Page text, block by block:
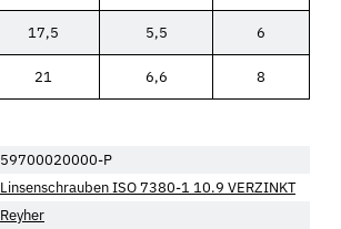
17,5 5,5 6
21 6,6 8
59700020000-P
Linsenschrauben ISO 7380-1 10.9 VERZINKT
Reyher